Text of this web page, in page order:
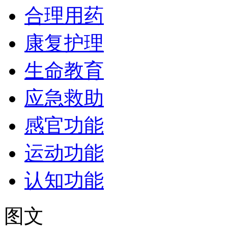
合理用药
康复护理
生命教育
应急救助
感官功能
运动功能
认知功能
图文